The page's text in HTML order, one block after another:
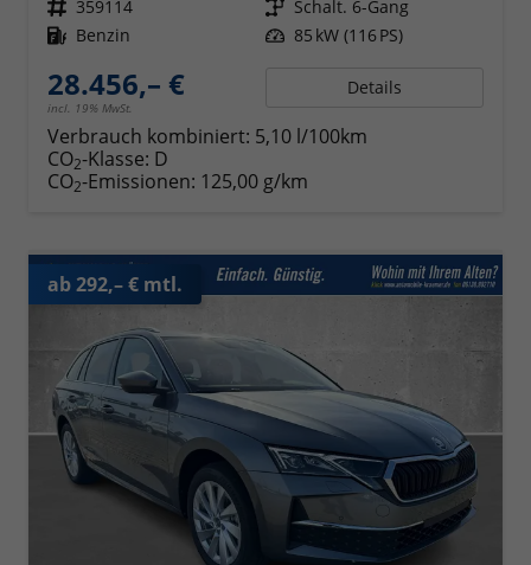
Fahrzeugnr. 359114 Getriebe Schalt. 6-Gang
Kraftstoff Benzin Leistung 85 kW (116 PS)
28.456,– €
incl. 19% MwSt.
Details
Verbrauch kombiniert: 5,10 l/100km
CO2-Klasse: D
CO2-Emissionen: 125,00 g/km
ab 292,– € mtl.